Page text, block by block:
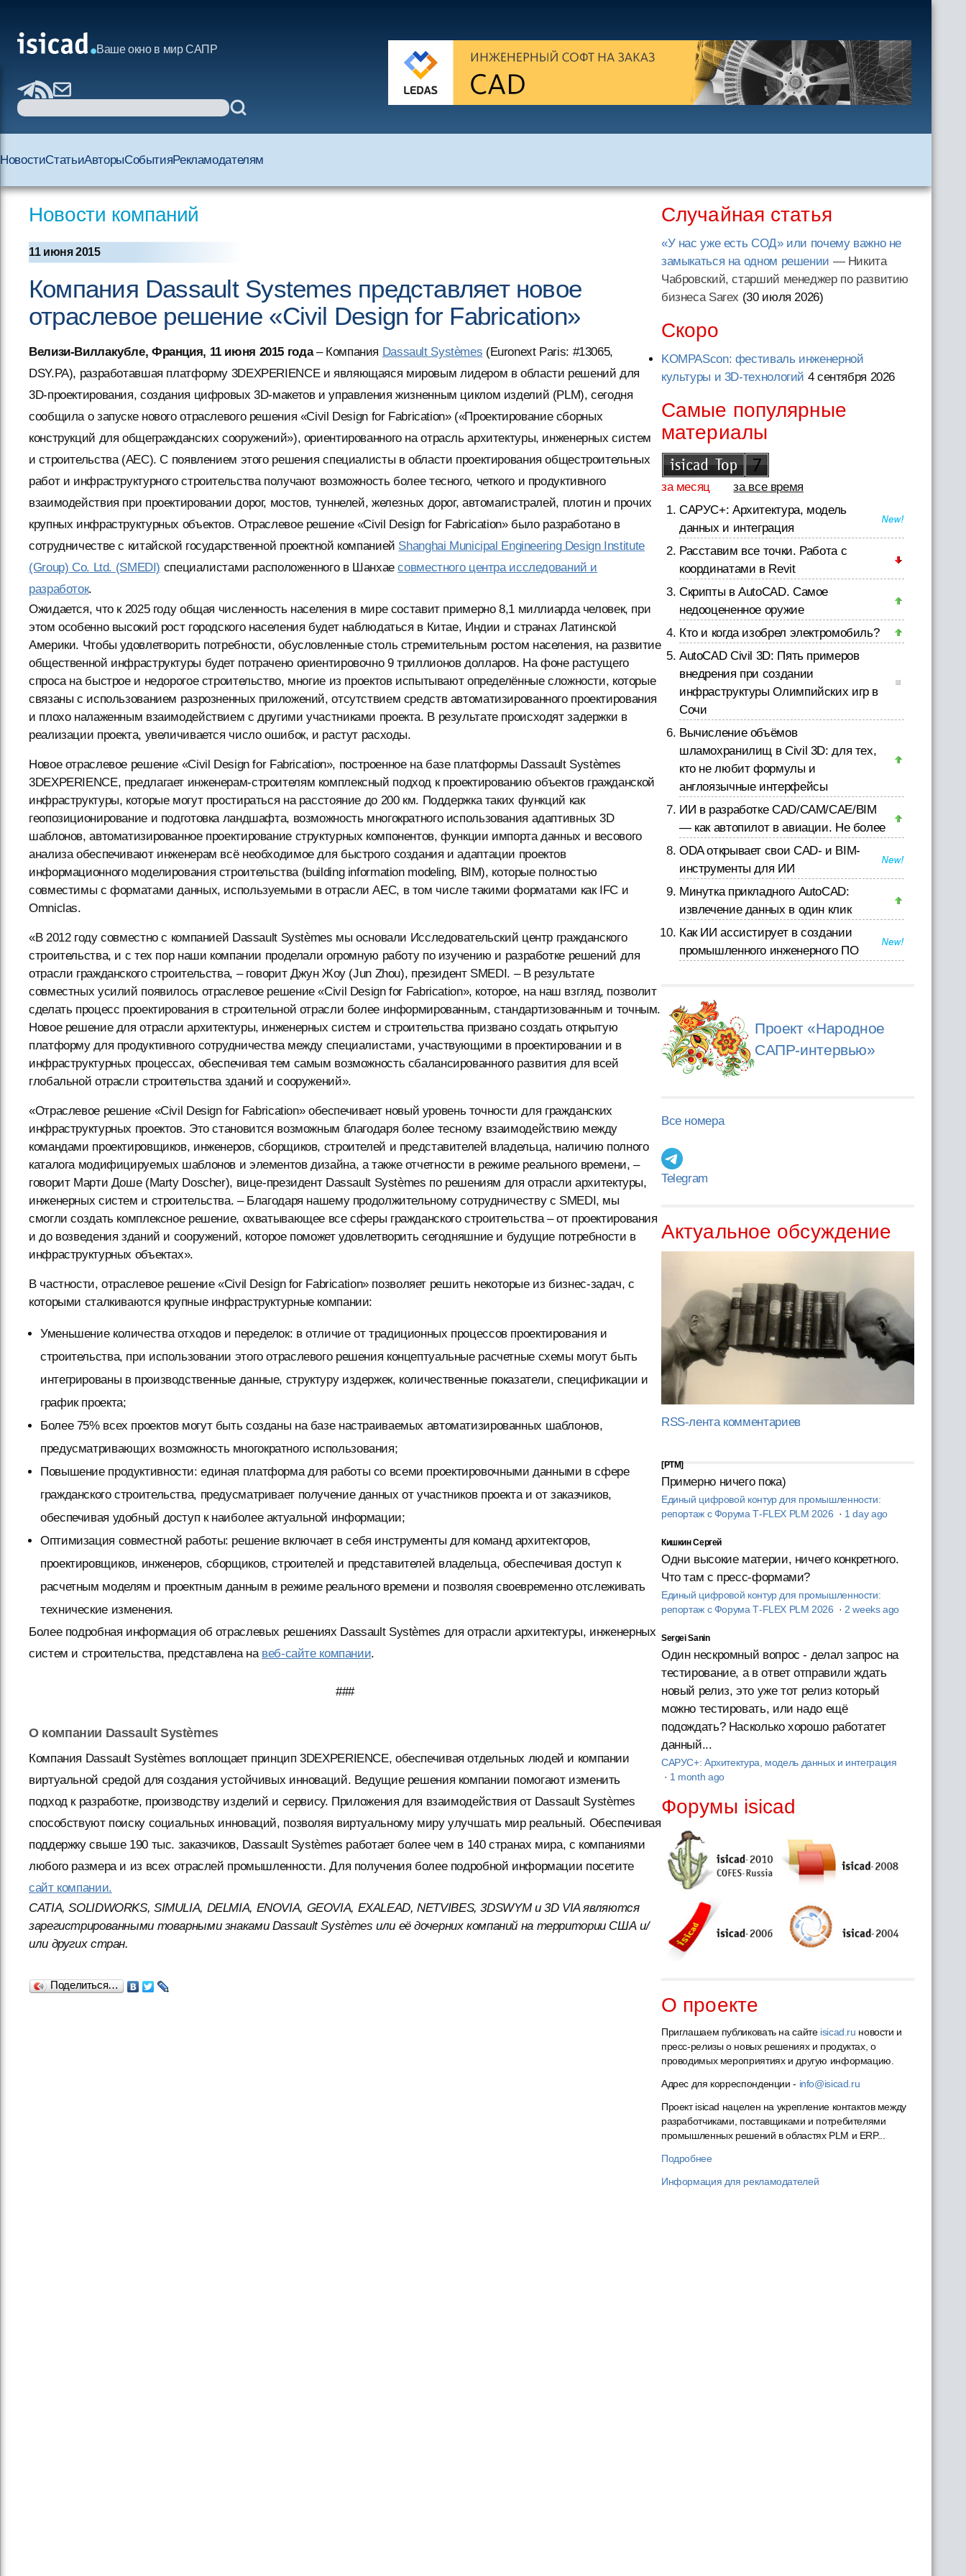
Ваше окно в мир САПР
НовостиСтатьиАвторыСобытияРекламодателям
Новости компаний
11 июня 2015
Компания Dassault Systemes представляет новое
отраслевое решение «Civil Design for Fabrication»
Велизи-Виллакубле, Франция, 11 июня 2015 года– Компания Dassault Systèmes (Euronext Paris: #13065,
DSY.PA), разработавшая платформу 3DEXPERIENCE и являющаяся мировым лидером в области решений для
3D-проектирования, создания цифровых 3D-макетов и управления жизненным циклом изделий (PLM), сегодня
сообщила о запуске нового отраслевого решения «Civil Design for Fabrication» («Проектирование сборных
конструкций для общегражданских сооружений»), ориентированного на отрасль архитектуры, инженерных систем
и строительства (AEC). С появлением этого решения специалисты в области проектирования общестроительных
работ и инфраструктурного строительства получают возможность более тесного, четкого и продуктивного
взаимодействия при проектировании дорог, мостов, туннелей, железных дорог, автомагистралей, плотин и прочих
крупных инфраструктурных объектов. Отраслевое решение «Civil Design for Fabrication» было разработано в
сотрудничестве с китайской государственной проектной компанией Shanghai Municipal Engineering Design Institute
(Group) Co. Ltd. (SMEDI) специалистами расположенного в Шанхаесовместного центра исследований и
разработок.
Ожидается, что к 2025 году общая численность населения в мире составит примерно 8,1 миллиарда человек, при
этом особенно высокий рост городского населения будет наблюдаться в Китае, Индии и странах Латинской
Америки. Чтобы удовлетворить потребности, обусловленные столь стремительным ростом населения, на развитие
общественной инфраструктуры будет потрачено ориентировочно 9 триллионов долларов. На фоне растущего
спроса на быстрое и недорогое строительство, многие из проектов испытывают определённые сложности, которые
связаны с использованием разрозненных приложений, отсутствием средств автоматизированного проектирования
и плохо налаженным взаимодействием с другими участниками проекта. В результате происходят задержки в
реализации проекта, увеличивается число ошибок, и растут расходы.
Новое отраслевое решение «Civil Design for Fabrication», построенное на базе платформы Dassault Systèmes
3DEXPERIENCE, предлагает инженерам-строителям комплексный подход к проектированию объектов гражданской
инфраструктуры, которые могут простираться на расстояние до 200 км. Поддержка таких функций как
геопозиционирование и подготовка ландшафта, возможность многократного использования адаптивных 3D
шаблонов, автоматизированное проектирование структурных компонентов, функции импорта данных и весового
анализа обеспечивают инженерам всё необходимое для быстрого создания и адаптации проектов
информационного моделирования строительства (building information modeling, BIM), которые полностью
совместимы с форматами данных, используемыми в отрасли AEC, в том числе такими форматами как IFC и
Omniclas.
«В 2012 году совместно с компанией Dassault Systèmes мы основали Исследовательский центр гражданского
строительства, и с тех пор наши компании проделали огромную работу по изучению и разработке решений для
отрасли гражданского строительства, – говорит Джун Жоу (Jun Zhou), президент SMEDI. – В результате
совместных усилий появилось отраслевое решение «Civil Design for Fabrication», которое, на наш взгляд, позволит
сделать процесс проектирования в строительной отрасли более информированным, стандартизованным и точным.
Новое решение для отрасли архитектуры, инженерных систем и строительства призвано создать открытую
платформу для продуктивного сотрудничества между специалистами, участвующими в проектировании и в
инфраструктурных процессах, обеспечивая тем самым возможность сбалансированного развития для всей
глобальной отрасли строительства зданий и сооружений».
«Отраслевое решение «Civil Design for Fabrication» обеспечивает новый уровень точности для гражданских
инфраструктурных проектов. Это становится возможным благодаря более тесному взаимодействию между
командами проектировщиков, инженеров, сборщиков, строителей и представителей владельца, наличию полного
каталога модифицируемых шаблонов и элементов дизайна, а также отчетности в режиме реального времени, –
говорит Марти Доше (Marty Doscher), вице-президент Dassault Systèmes по решениям для отрасли архитектуры,
инженерных систем и строительства. – Благодаря нашему продолжительному сотрудничеству с SMEDI, мы
смогли создать комплексное решение, охватывающее все сферы гражданского строительства – от проектирования
и до возведения зданий и сооружений, которое поможет удовлетворить сегодняшние и будущие потребности в
инфраструктурных объектах».
В частности, отраслевое решение «Civil Design for Fabrication» позволяет решить некоторые из бизнес-задач, с
которыми сталкиваются крупные инфраструктурные компании:
Уменьшение количества отходов и переделок: в отличие от традиционных процессов проектирования и
строительства, при использовании этого отраслевого решения концептуальные расчетные схемы могут быть
интегрированы в производственные данные, структуру издержек, количественные показатели, спецификации и
график проекта;
Более 75% всех проектов могут быть созданы на базе настраиваемых автоматизированных шаблонов,
предусматривающих возможность многократного использования;
Повышение продуктивности: единая платформа для работы со всеми проектировочными данными в сфере
гражданского строительства, предусматривает получение данных от участников проекта и от заказчиков,
обеспечивая удобный доступ к наиболее актуальной информации;
Оптимизация совместной работы: решение включает в себя инструменты для команд архитекторов,
проектировщиков, инженеров, сборщиков, строителей и представителей владельца, обеспечивая доступ к
расчетным моделям и проектным данным в режиме реального времени и позволяя своевременно отслеживать
технические изменения.
Более подробная информация об отраслевых решениях Dassault Systèmes для отрасли архитектуры, инженерных
систем и строительства, представлена на веб-сайте компании.
###
О компании Dassault Systèmes
Компания Dassault Systèmes воплощает принцип 3DEXPERIENCE, обеспечивая отдельных людей и компании
виртуальной средой для создания устойчивых инноваций. Ведущие решения компании помогают изменить
подход к разработке, производству изделий и сервису. Приложения для взаимодействия от Dassault Systèmes
способствуют поиску социальных инноваций, позволяя виртуальному миру улучшать мир реальный. Обеспечивая
поддержку свыше 190 тыс. заказчиков, Dassault Systèmes работает более чем в 140 странах мира, с компаниями
любого размера и из всех отраслей промышленности. Для получения более подробной информации посетите
сайт компании.
CATIA, SOLIDWORKS, SIMULIA, DELMIA, ENOVIA, GEOVIA, EXALEAD, NETVIBES, 3DSWYM и 3D VIA являются
зарегистрированными товарными знаками Dassault Systèmes или её дочерних компаний на территории США и/
или других стран.
Поделиться…
Случайная статья
«У нас уже есть СОД» или почему важно не
замыкаться на одном решении — Никита
Чабровский, старший менеджер по развитию
бизнеса Sarex (30 июля 2026)
Скоро
KOMPAScon: фестиваль инженерной
культуры и 3D-технологий 4 сентября 2026
Самые популярные
материалы
за месяц
за все время
САРУС+: Архитектура, модель
данных и интеграция
Расставим все точки. Работа с
координатами в Revit
Скрипты в AutoCAD. Самое
недооцененное оружие
Кто и когда изобрел электромобиль?
AutoCAD Civil 3D: Пять примеров
внедрения при создании
инфраструктуры Олимпийских игр в
Сочи
Вычисление объёмов
шламохранилищ в Civil 3D: для тех,
кто не любит формулы и
англоязычные интерфейсы
ИИ в разработке CAD/CAM/CAE/BIM
— как автопилот в авиации. Не более
ODA открывает свои CAD- и BIM-
инструменты для ИИ
Минутка прикладного AutoCAD:
извлечение данных в один клик
Как ИИ ассистирует в создании
промышленного инженерного ПО
Проект «Народное
САПР-интервью»
Все номера
Telegram
Актуальное обсуждение
RSS-лента комментариев
[PTM]
Примерно ничего пока)
Единый цифровой контур для промышленности:
репортаж с Форума T‑FLEX PLM 2026 · 1 day ago
Кишкин Сергей
Одни высокие материи, ничего конкретного.
Что там с пресс-формами?
Единый цифровой контур для промышленности:
репортаж с Форума T‑FLEX PLM 2026 · 2 weeks ago
Sergei Sanin
Один нескромный вопрос - делал запрос на
тестирование, а в ответ отправили ждать
новый релиз, это уже тот релиз который
можно тестировать, или надо ещё
подождать? Насколько хорошо работатет
данный...
САРУС+: Архитектура, модель данных и интеграция
· 1 month ago
Форумы isicad
О проекте
Приглашаем публиковать на сайте isicad.ru новости и
пресс-релизы о новых решениях и продуктах, о
проводимых мероприятиях и другую информацию.
Адрес для корреспонденции - info@isicad.ru
Проект isicad нацелен на укрепление контактов между
разработчиками, поставщиками и потребителями
промышленных решений в областях PLM и ERP...
Подробнее
Информация для рекламодателей